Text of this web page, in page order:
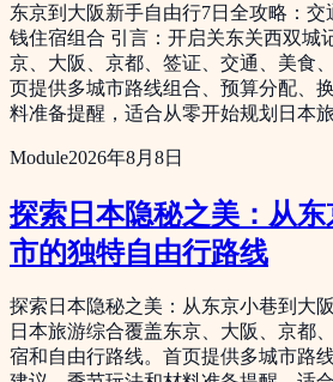
东京到大阪新手自由行7日全攻略：
钱住宿组合 引言：开启关东关西双城
京、大阪、京都、签证、交通、美食
页提供多城市路线组合、预算分配、
料准备提醒，适合从零开始规划日本旅
Module2026年8月8日
探索日本隐秘之美：从
市的独特自由行路线
探索日本隐秘之美：从东京小巷到大
日本旅游综合覆盖东京、大阪、京都
宿和自由行路线。首页提供多城市路